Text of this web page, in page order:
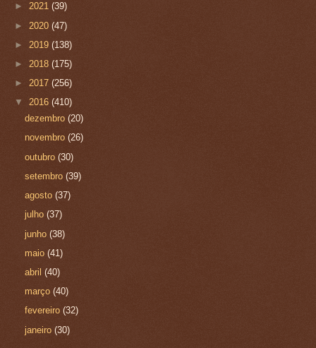
► 2021 (39)
► 2020 (47)
► 2019 (138)
► 2018 (175)
► 2017 (256)
▼ 2016 (410)
dezembro(20)
novembro(26)
outubro(30)
setembro(39)
agosto(37)
julho(37)
junho(38)
maio(41)
abril(40)
março(40)
fevereiro(32)
janeiro(30)